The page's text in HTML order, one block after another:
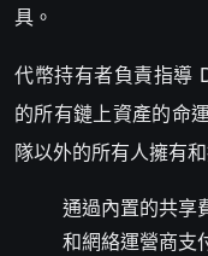
具。
代幣持有者負責指導
的所有鏈上資產的命
隊以外的所有人擁有
通過內置的共享
和網絡運營商支